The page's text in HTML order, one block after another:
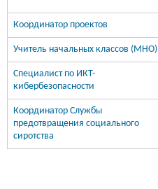
Координатор проектов
Учитель начальных классов (МНО)
Специалист по ИКТ-
кибербезопасности
Координатор Службы
предотвращения социального
сиротства